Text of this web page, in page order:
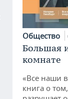
Общество
Большая
комнате
«Все наши
книга о